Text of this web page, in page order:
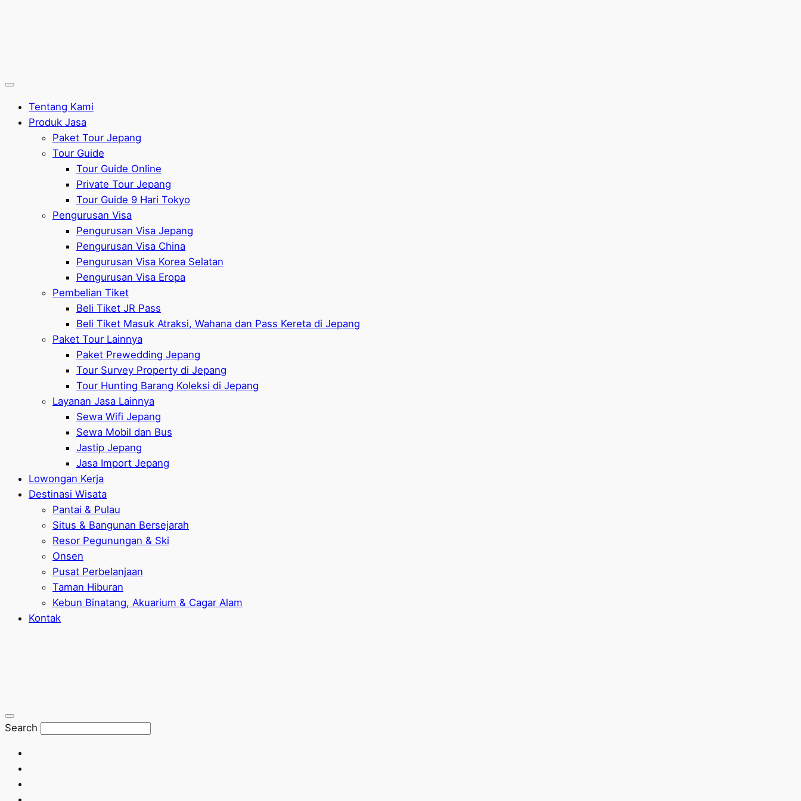
Tentang Kami
Produk Jasa
Paket Tour Jepang
Tour Guide
Tour Guide Online
Private Tour Jepang
Tour Guide 9 Hari Tokyo
Pengurusan Visa
Pengurusan Visa Jepang
Pengurusan Visa China
Pengurusan Visa Korea Selatan
Pengurusan Visa Eropa
Pembelian Tiket
Beli Tiket JR Pass
Beli Tiket Masuk Atraksi, Wahana dan Pass Kereta di Jepang
Paket Tour Lainnya
Paket Prewedding Jepang
Tour Survey Property di Jepang
Tour Hunting Barang Koleksi di Jepang
Layanan Jasa Lainnya
Sewa Wifi Jepang
Sewa Mobil dan Bus
Jastip Jepang
Jasa Import Jepang
Lowongan Kerja
Destinasi Wisata
Pantai & Pulau
Situs & Bangunan Bersejarah
Resor Pegunungan & Ski
Onsen
Pusat Perbelanjaan
Taman Hiburan
Kebun Binatang, Akuarium & Cagar Alam
Kontak
Search